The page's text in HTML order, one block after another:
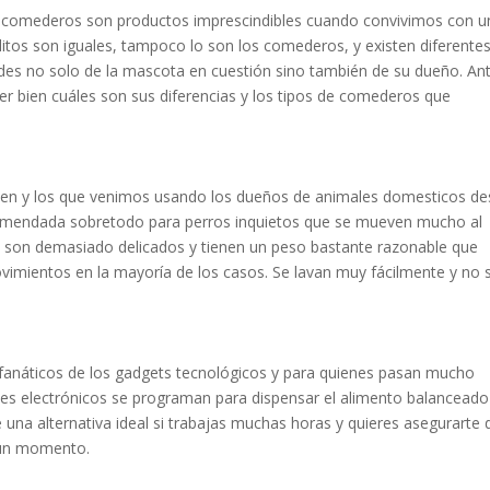
son productos imprescindibles cuando convivimos con
son iguales, tampoco lo son los comederos, y existen diferentes
no solo de la mascota en cuestión sino también de su dueño.
bien cuáles son sus diferencias y los tipos de comederos que
y los que venimos usando los dueños de animales domesticos
sobretodo para perros inquietos que se mueven mucho al
demasiado delicados y tienen un peso bastante razonable que
en la mayoría de los casos. Se lavan muy fácilmente y no
de los gadgets tecnológicos y para quienes pasan mucho
electrónicos se programan para dispensar el alimento balanceado
alternativa ideal si trabajas muchas horas y quieres asegurarte
momento.